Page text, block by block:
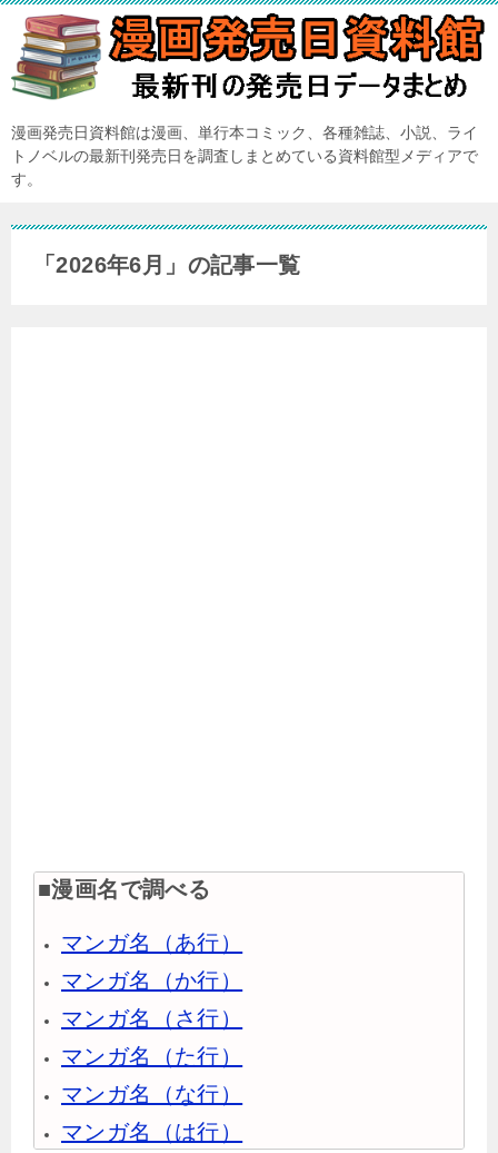
漫画発売日資料館は漫画、単行本コミック、各種雑誌、小説、ライ
トノベルの最新刊発売日を調査しまとめている資料館型メディアで
す。
「2026年6月」の記事一覧
■漫画名で調べる
マンガ名（あ行）
マンガ名（か行）
マンガ名（さ行）
マンガ名（た行）
マンガ名（な行）
マンガ名（は行）